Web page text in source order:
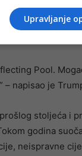
društvenim
Pool.
– napisao je
stoljeća i
godina
neispravne
Upravljanje